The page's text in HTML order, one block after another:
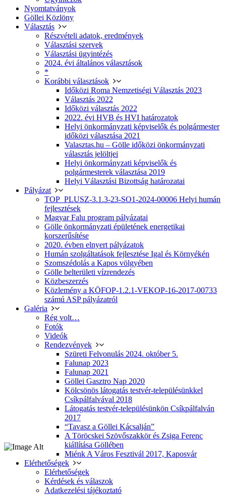
Nyomtatványok
Göllei Közlöny
Választás
Részvételi adatok, eredmények
Választási szervek
Választási ügyintézés
2024. évi általános választások
*
Korábbi választások
Időközi Roma Nemzetiségi Választás 2023
Választás 2022
Időközi választás 2022
2022. évi HVB és HVI határozatok
Helyi önkormányzati képviselők és polgármester
időközi választása 2021
Valasztas.hu – Gölle időközi önkormányzati
választás jelöltjei
Helyi önkormányzati képviselők és
polgármesterek választása 2019
Helyi Választási Bizottság határozatai
Pályázat
TOP_PLUSZ-3.1.3-23-SO1-2024-00006 Helyi humán
fejlesztések
Magyar Falu program pályázatai
Gölle önkormányzati épületének energetikai
korszerűsítése
2020. évben elnyert pályázatok
Humán szolgáltatások fejlesztése Igal és Környékén
Szomszédolás a Kapos völgyében
Gölle belterületi vízrendezés
Közbeszerzés
Közlemény a KÖFOP-1.2.1-VEKOP-16-2017-00733
számú ASP pályázatról
Galéria
Rég volt…
Fotók
Videók
Rendezvények
Szüreti Felvonulás 2024. október 5.
Falunap 2023
Falunap 2021
Göllei Gasztro Nap 2020
Kölcsönös látogatás testvér-településünkkel
Csíkpálfalvával 2018
Látogatás testvér-településünkön Csíkpálfalván
2017
“Tavasz a Göllei Kácsalján”
A Töröcskei Szövőszakkör és Zsiga Ferenc
kiállítása Göllében
Miénk A Város Fesztivál 2017, Kaposvár
Elérhetőségek
Elérhetőségek
Kérdések és válaszok
Adatkezelési tájékoztató